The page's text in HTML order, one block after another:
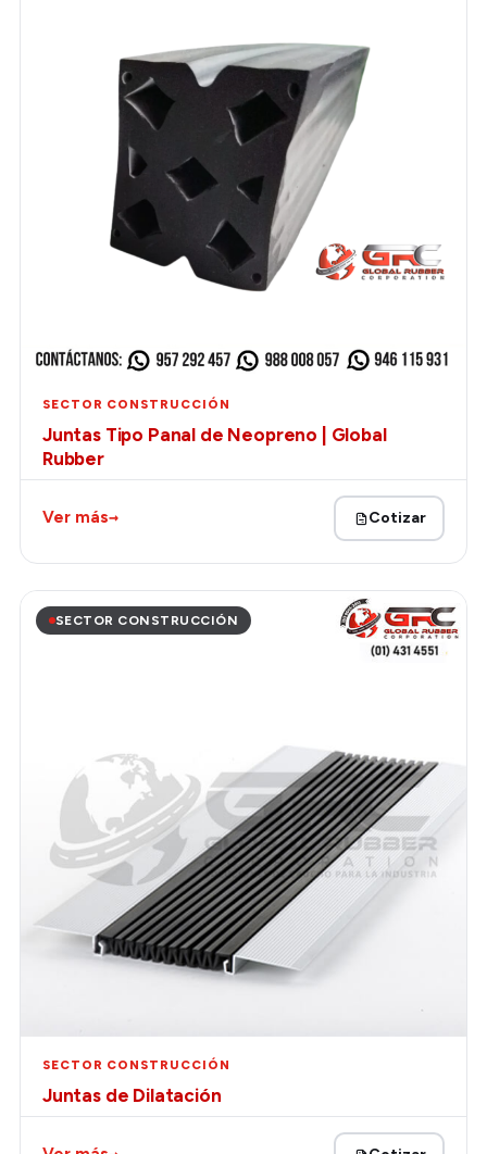
SECTOR CONSTRUCCIÓN
Juntas Tipo Panal de Neopreno | Global
Rubber
Ver más→ Cotizar
SECTOR CONSTRUCCIÓN
SECTOR CONSTRUCCIÓN
Juntas de Dilatación